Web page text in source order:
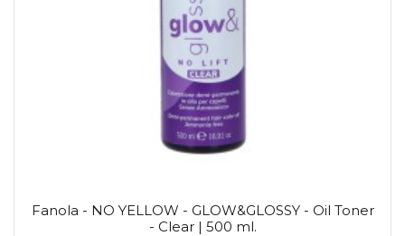
Fanola - NO YELLOW - GLOW&GLOSSY - Oil Toner
- Clear | 500 ml.